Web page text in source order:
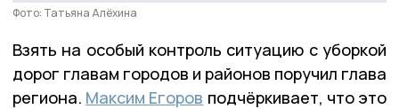
Фото: Татьяна Алёхина
Взять на особый контроль ситуацию с уборкой
дорог главам городов и районов поручил глава
региона. Максим Егоров подчёркивает, что это